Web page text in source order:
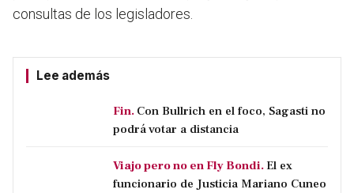
consultas de los legisladores.
Lee además
Fin. Con Bullrich en el foco, Sagasti no
podrá votar a distancia
Viajo pero no en Fly Bondi. El ex
funcionario de Justicia Mariano Cuneo